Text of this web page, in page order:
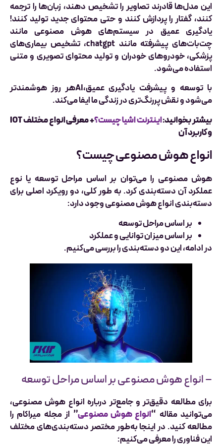
این مدل‌ها قادرند تصاویر را تشخیص دهند، زبان‌ها را ترجمه
کنند، گفتار را پردازش کنند و حتی محتوای جدید تولید کنند!
یادگیری عمیق در سیستم‌های هوش مصنوعی مانند
چت‌بات‌های پیشرفته مانند chatgpt، تشخیص بیماری‌های
پزشکی، خودروهای خودران و تولید محتوای تصویری و متنی
استفاده می‌شود.
با توسعه و پیشرفت یادگیری عمیق،AIهر روز هوشمندتر
می‌شود و نقش پررنگ‌تری در زندگی ما ایفا می‌کند.
بیشتر بخوانید:اینترنت اشیا چیست؟
+ معرفی انواع مختلف IOT
و کاربرد آن
انواع هوش مصنوعی چیست؟
هوش مصنوعی را می‌توان بر اساس مراحل توسعه یا نوع
عملکرد آن دسته‌بندی کرد. به طور کلی، دو رویکرد اصلی برای
دسته‌بندی انواع هوش مصنوعی وجود دارد:
بر اساس مراحل توسعه
بر اساس میزان توانایی و عملکرد
در ادامه، این دو دسته‌بندی را بررسی می‌کنیم.
– انواع هوش مصنوعی بر اساس مراحل توسعه
برای مطالعه دقیق‌تر و جامع‌تر درباره انواع هوش مصنوعی،
می‌توانید مقاله “انواع هوش مصنوعی” از مجله میراکام را
مطالعه کنید. در اینجا به‌طور مختصر دسته‌بندی‌های مختلف
این فناوری را معرفی می‌کنیم: